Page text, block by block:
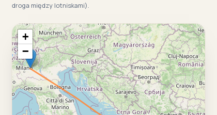
droga między lotniskami).
+
−